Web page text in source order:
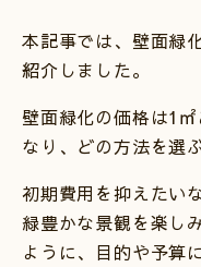
本記事では、壁面緑
紹介しました。
壁面緑化の価格は1
なり、どの方法を選
初期費用を抑えたい
緑豊かな景観を楽し
ように、目的や予算